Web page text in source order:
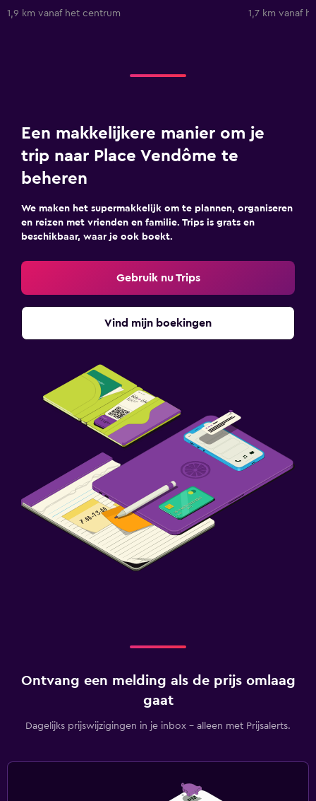
1,9 km vanaf het centrum
1,7 km vanaf
Een makkelijkere manier om je
trip naar Place Vendôme te
beheren
We maken het supermakkelijk om te plannen, organiseren
en reizen met vrienden en familie. Trips is grats en
beschikbaar, waar je ook boekt.
Gebruik nu Trips
Vind mijn boekingen
Ontvang een melding als de prijs omlaag
gaat
Dagelijks prijswijzigingen in je inbox - alleen met Prijsalerts.